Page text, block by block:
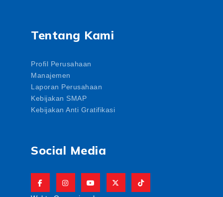
Tentang Kami
Profil Perusahaan
Manajemen
Laporan Perusahaan
Kebijakan SMAP
Kebijakan Anti Gratifikasi
Social Media